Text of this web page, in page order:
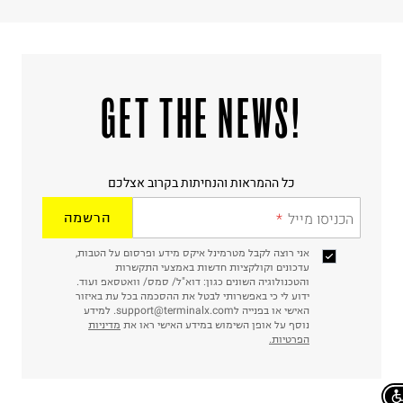
!GET THE NEWS
כל ההמראות והנחיתות בקרוב אצלכם
הכניסו מייל הרשמה
אני רוצה לקבל מטרמינל איקס מידע ופרסום על הטבות,
עדכונים וקולקציות חדשות באמצעי התקשרות
והטכנולוגיה השונים כגון: דוא"ל/ סמס/ וואטסאפ ועוד.
ידוע לי כי באפשרותי לבטל את ההסכמה בכל עת באיזור
האישי או בפנייה לsupport@terminalx.com. למידע
נוסף על אופן השימוש במידע האישי ראו את מדיניות
הפרטיות.